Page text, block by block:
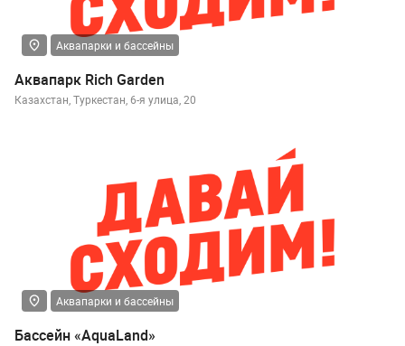
Аквапарки и бассейны
Аквапарк Rich Garden
Казахстан, Туркестан, 6-я улица, 20
Аквапарки и бассейны
Бассейн «AquaLand»